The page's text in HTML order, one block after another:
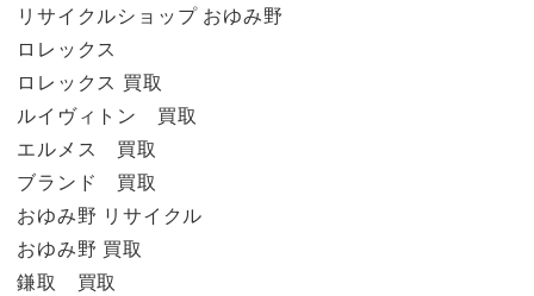
リサイクルショップ おゆみ野
ロレックス
ロレックス 買取
ルイヴィトン 買取
エルメス 買取
ブランド 買取
おゆみ野 リサイクル
おゆみ野 買取
鎌取 買取